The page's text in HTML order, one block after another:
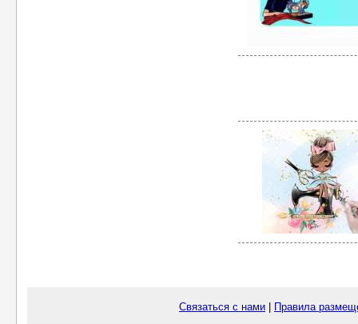
Связаться с нами Правила